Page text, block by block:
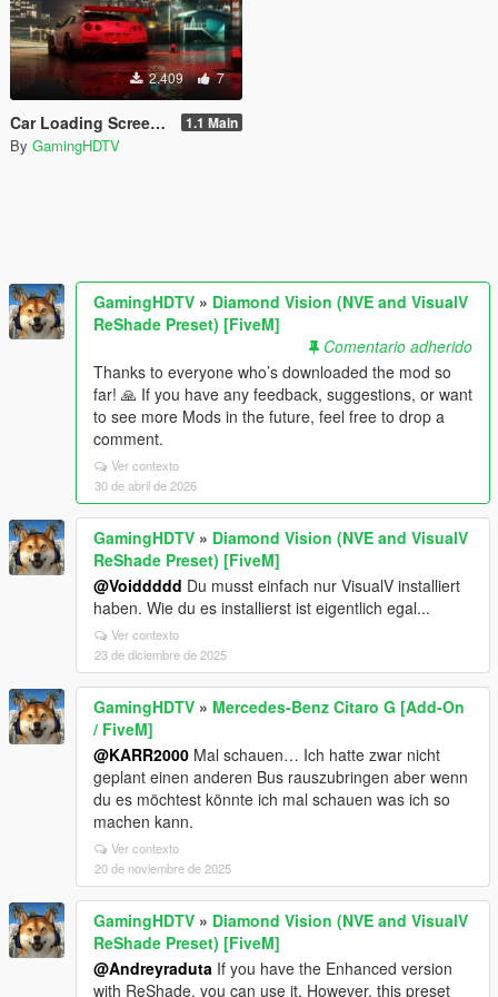
2.409 7
Car Loading Screen [4K] 1.1 Main
By GamingHDTV
GamingHDTV » Diamond Vision (NVE and VisualV
ReShade Preset) [FiveM]
Comentario adherido
Thanks to everyone who’s downloaded the mod so
far! 🙏 If you have any feedback, suggestions, or want
to see more Mods in the future, feel free to drop a
comment.
Ver contexto
30 de abril de 2026
GamingHDTV » Diamond Vision (NVE and VisualV
ReShade Preset) [FiveM]
@Voiddddd Du musst einfach nur VisualV installiert
haben. Wie du es installierst ist eigentlich egal...
Ver contexto
23 de diciembre de 2025
GamingHDTV » Mercedes-Benz Citaro G [Add-On
/ FiveM]
@KARR2000 Mal schauen… Ich hatte zwar nicht
geplant einen anderen Bus rauszubringen aber wenn
du es möchtest könnte ich mal schauen was ich so
machen kann.
Ver contexto
20 de noviembre de 2025
GamingHDTV » Diamond Vision (NVE and VisualV
ReShade Preset) [FiveM]
@Andreyraduta If you have the Enhanced version
with ReShade, you can use it. However, this preset